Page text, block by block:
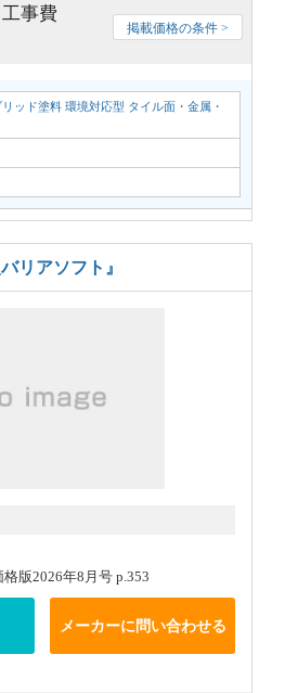
事費
掲載価格の条件 >
ッド塗料 環境対応型 タイル面・金属・
リアソフト』
版2026年8月号 p.353
メーカーに問い合わせる